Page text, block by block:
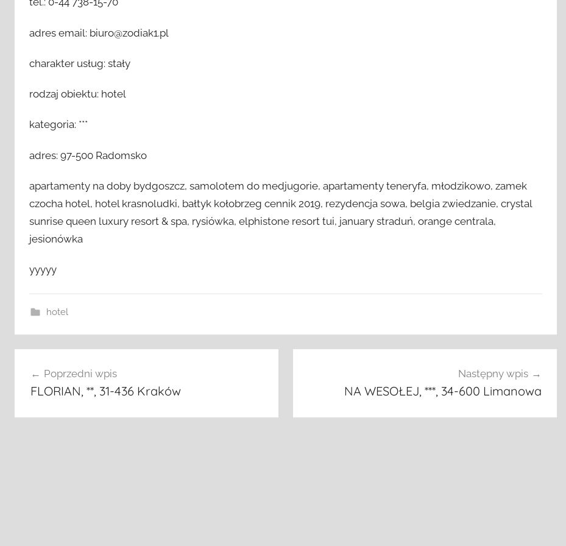
adres email: biuro@zodiak1.pl
charakter usług: stały
rodzaj obiektu: hotel
kategoria: ***
adres: 97-500 Radomsko
apartamenty na doby bydgoszcz, samolotem do medjugorie, apartamenty teneryfa, młodzikowo, zamek
czocha hotel, hotel krasnoludki, bałtyk kołobrzeg cennik 2019, rezydencja sowa, belgia zwiedzanie, crystal
sunrise queen luxury resort & spa, rysiówka, elphistone resort tui, january straduń, orange centrala,
jesionówka
yyyyy
hotel
wpisuPoprzedni wpis
FLORIAN, **, 31-436 Kraków
Następny wpis
NA WESOŁEJ, ***, 34-600 Limanowa